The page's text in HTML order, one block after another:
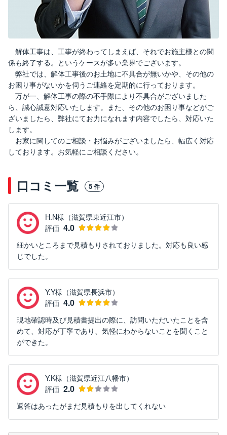
解体工事は、工事が終わってしまえば、それでお施主様との関
係も終了する。というケースが多い業界でございます。
弊社では、解体工事後のお土地に不具合が無いかや、その他の
お困り事がないかを伺うご連絡を定期的に行っております。
万が一、解体工事の際の不手際により不具合がございました
ら、誠心誠意対応いたします。また、その他のお困り事などがご
ざいましたら、弊社にてお力になれます内容でしたら、対応いた
します。
お家に関してのご相談・お悩みがございましたら、幅広く対応
しております。お気軽にご相談ください。
口コミ一覧 5件
H.N様（滋賀県東近江市）
評価 4.0
細かいところまで見積もりされておりました。対応も良い感
じでした。
Y.Y様（滋賀県長浜市）
評価 4.0
現地確認時及び見積書提出の際に、訪問いただいたことを含
めて、対応が丁寧であり、気軽にわからないことを聞くこと
ができた。
Y.K様（滋賀県近江八幡市）
評価 2.0
返答はあったがまだ見積もりを出してくれない